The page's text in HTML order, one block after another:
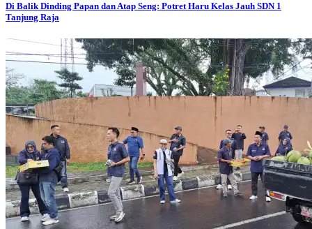
Di Balik Dinding Papan dan Atap Seng: Potret Haru Kelas Jauh SDN 1
Tanjung Raja